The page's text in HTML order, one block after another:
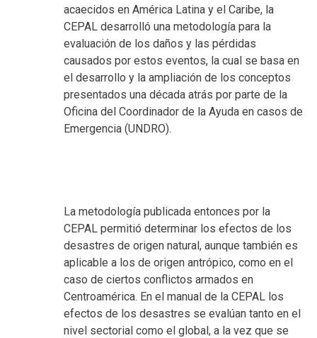
acaecidos en América Latina y el Caribe, la
CEPAL desarrolló una metodología para la
evaluación de los daños y las pérdidas
causados por estos eventos, la cual se basa en
el desarrollo y la ampliación de los conceptos
presentados una década atrás por parte de la
Oficina del Coordinador de la Ayuda en casos de
Emergencia (UNDRO).
La metodología publicada entonces por la
CEPAL permitió determinar los efectos de los
desastres de origen natural, aunque también es
aplicable a los de origen antrópico, como en el
caso de ciertos conflictos armados en
Centroamérica. En el manual de la CEPAL los
efectos de los desastres se evalúan tanto en el
nivel sectorial como el global, a la vez que se